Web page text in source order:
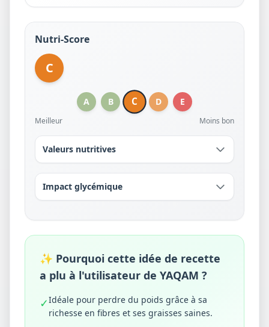
Nutri-Score
C
A B C D E
Meilleur Moins bon
Valeurs nutritives
Impact glycémique
✨ Pourquoi cette idée de recette
a plu à l'utilisateur de YAQAM ?
✓Idéale pour perdre du poids grâce à sa
richesse en fibres et ses graisses saines.